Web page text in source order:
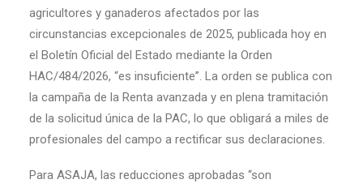
agricultores y ganaderos afectados por las
circunstancias excepcionales de 2025, publicada hoy en
el Boletín Oficial del Estado mediante la Orden
HAC/484/2026, “es insuficiente”. La orden se publica con
la campaña de la Renta avanzada y en plena tramitación
de la solicitud única de la PAC, lo que obligará a miles de
profesionales del campo a rectificar sus declaraciones.
Para ASAJA, las reducciones aprobadas “son